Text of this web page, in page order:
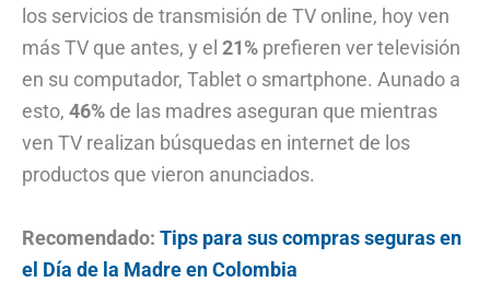
los servicios de transmisión de TV online, hoy ven
más TV que antes, y el 21% prefieren ver televisión
en su computador, Tablet o smartphone. Aunado a
esto, 46% de las madres aseguran que mientras
ven TV realizan búsquedas en internet de los
productos que vieron anunciados.
Recomendado: Tips para sus compras seguras en
el Día de la Madre en Colombia